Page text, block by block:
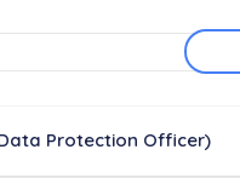
Protection Officer)